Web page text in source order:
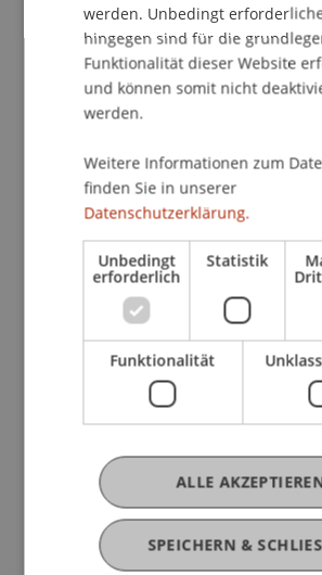
Spielen und Fussballländerspielen
Ihre Aufgaben:
Einlasskontrolle, Ticket- oder
Akkreditierungskontrolle
Sorgt durch Präsenz für
Ordnung
Platzanweisungen
Parkplatzeinweisungen
Parkdienste
Ihr Profil:
Abgeschlossene Berufslehre
gleichwertige Ausbildung
Gute Deutschkenntnisse in
Gute Umgangsformen und
Gute körperliche Verfassung
Kommunikative Persönlichkeit
Wetterbeständigkeit
Gepflegtes Erscheinungsbild
Ausgeprägtes
werden. Unbedingt
hingegen sind für die
Funktionalität dieser Website
und können somit nicht
werden.
Weitere Informationen zum
finden Sie in unserer
Datenschutzerklärung.
Unbedingt
erforderlich
Statistik
Funktionalität
SPEICHERN &
ALLE